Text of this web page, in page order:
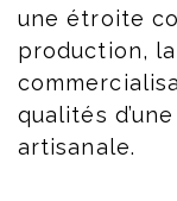
une étroite
production,
qualités
artisanale.